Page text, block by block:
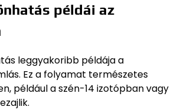
példái az
leggyakoribb példája a
Ez a folyamat természetes
például a szén-14 izotópban vagy